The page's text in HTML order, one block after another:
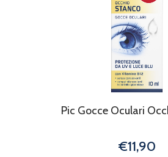
Pic Gocce Oculari
€11,90